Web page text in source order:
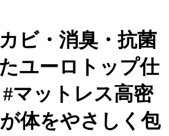
ビ・消臭・抗菌
ユーロトップ仕
マットレス高密
体をやさしく包